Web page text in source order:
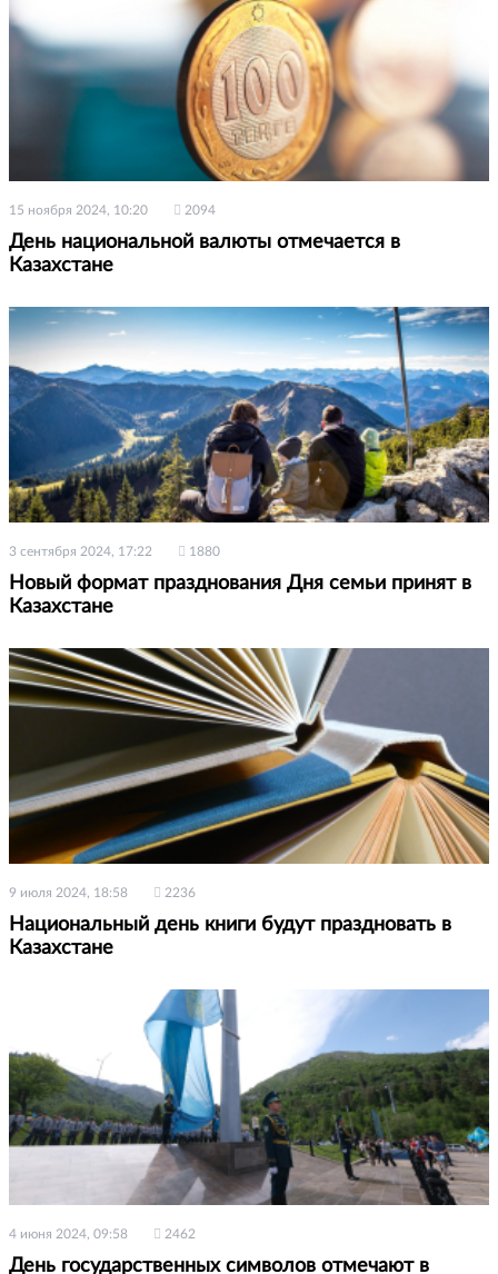
15 ноября 2024, 10:20 2094
День национальной валюты отмечается в
Казахстане
3 сентября 2024, 17:22 1880
Новый формат празднования Дня семьи принят в
Казахстане
9 июля 2024, 18:58 2236
Национальный день книги будут праздновать в
Казахстане
4 июня 2024, 09:58 2462
День государственных символов отмечают в